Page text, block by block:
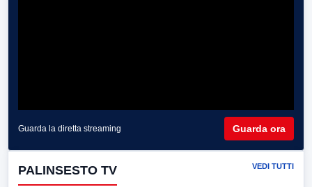
Guarda la diretta streaming Guarda ora
PALINSESTO TV VEDI TUTTI